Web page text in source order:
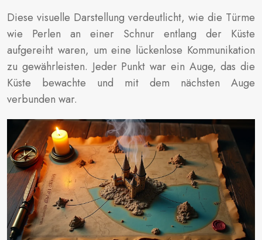
Diese visuelle Darstellung verdeutlicht, wie die Türme
wie Perlen an einer Schnur entlang der Küste
aufgereiht waren, um eine lückenlose Kommunikation
zu gewährleisten. Jeder Punkt war ein Auge, das die
Küste bewachte und mit dem nächsten Auge
verbunden war.